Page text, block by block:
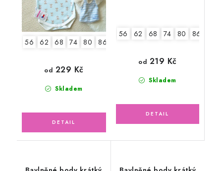
56 62 68 74 80 86
Skladem
od 229 Kč
56 62 68 74 80 86
Skladem
od 219 Kč